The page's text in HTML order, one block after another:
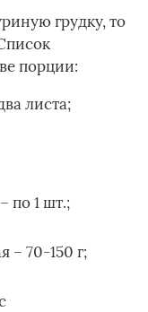
грудку, то
порции:
листа;
по 1 шт.;
– 70-150 г;